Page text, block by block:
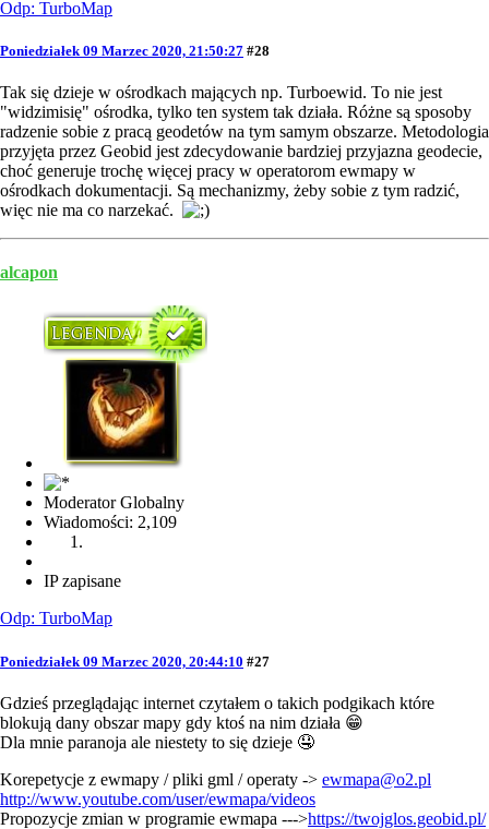
Odp: TurboMap
Poniedziałek 09 Marzec 2020, 21:50:27 #28
Tak się dzieje w ośrodkach mających np. Turboewid. To nie jest
"widzimisię" ośrodka, tylko ten system tak działa. Różne są sposoby
radzenie sobie z pracą geodetów na tym samym obszarze. Metodologia
przyjęta przez Geobid jest zdecydowanie bardziej przyjazna geodecie,
choć generuje trochę więcej pracy w operatorom ewmapy w
ośrodkach dokumentacji. Są mechanizmy, żeby sobie z tym radzić,
więc nie ma co narzekać.
alcapon
Moderator Globalny
Wiadomości: 2,109
IP zapisane
Odp: TurboMap
Poniedziałek 09 Marzec 2020, 20:44:10 #27
Gdzieś przeglądając internet czytałem o takich podgikach które
blokują dany obszar mapy gdy ktoś na nim działa 😁
Dla mnie paranoja ale niestety to się dzieje 🤤
Korepetycje z ewmapy / pliki gml / operaty -> ewmapa@o2.pl
http://www.youtube.com/user/ewmapa/videos
Propozycje zmian w programie ewmapa --->https://twojglos.geobid.pl/